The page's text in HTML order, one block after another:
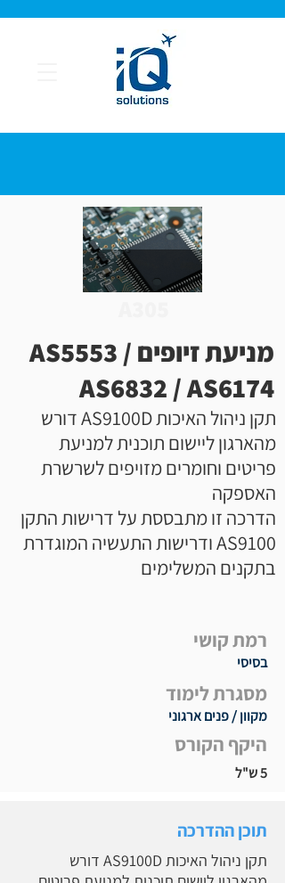
מניעת זיופים AS5553 /
AS6832 / AS6174
תקן ניהול האיכות AS9100D דורש
מהארגון ליישום תוכנית למניעת
פריטים וחומרים מזויפים לשרשרת
האספקה
הדרכה זו מתבססת על דרישות התקן
AS9100 ודרישות התעשיה המוגדרת
בתקנים המשלימים
רמת קושי
בסיסי
מסגרת לימוד
מקוון / פנים ארגוני
היקף הקורס
5 ש"ל
תוכן ההדרכה
תקן ניהול האיכות AS9100D דורש